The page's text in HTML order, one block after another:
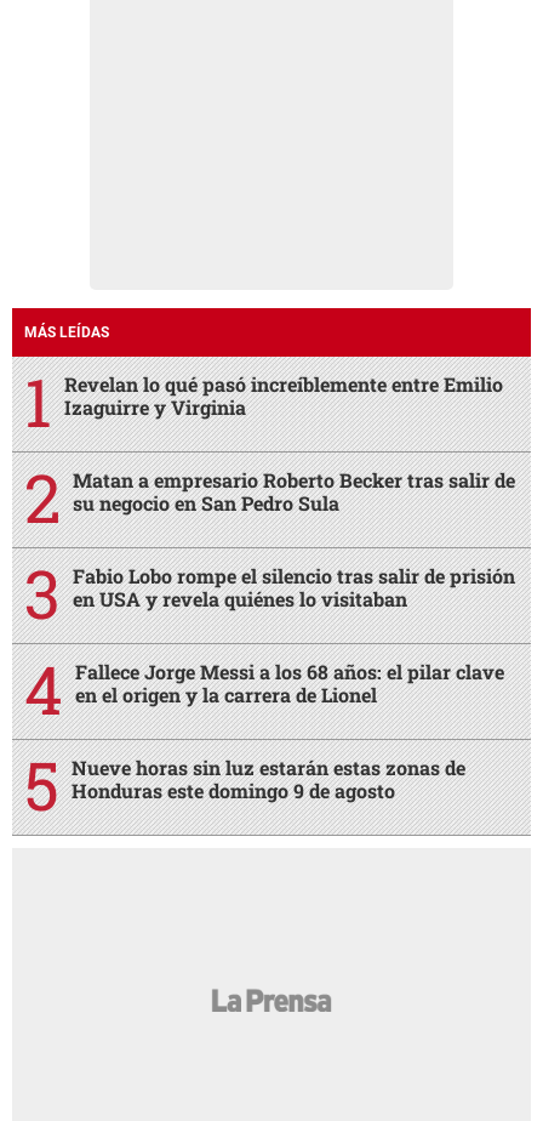
MÁS LEÍDAS
Revelan lo qué pasó increíblemente entre Emilio
Izaguirre y Virginia
Matan a empresario Roberto Becker tras salir de
su negocio en San Pedro Sula
Fabio Lobo rompe el silencio tras salir de prisión
en USA y revela quiénes lo visitaban
Fallece Jorge Messi a los 68 años: el pilar clave
en el origen y la carrera de Lionel
Nueve horas sin luz estarán estas zonas de
Honduras este domingo 9 de agosto